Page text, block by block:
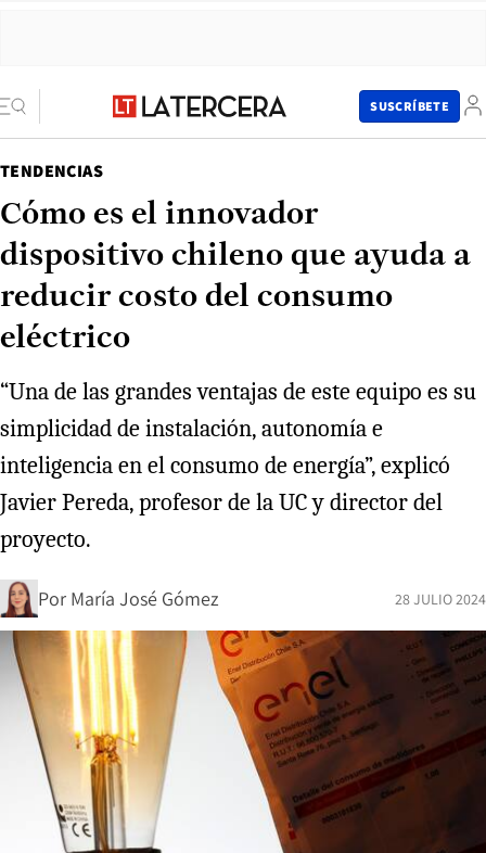
SUSCRÍBETE
TENDENCIAS
Cómo es el innovador
dispositivo chileno que ayuda a
reducir costo del consumo
eléctrico
“Una de las grandes ventajas de este equipo es su
simplicidad de instalación, autonomía e
inteligencia en el consumo de energía”, explicó
Javier Pereda, profesor de la UC y director del
proyecto.
Por María José Gómez 28 JULIO 2024